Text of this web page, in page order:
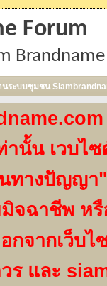
Forum
ระบบชุมชน
านั้น เวบไ
ทางปัญญ
จฉาชีพ ห
กจากเว็บ
วร และ